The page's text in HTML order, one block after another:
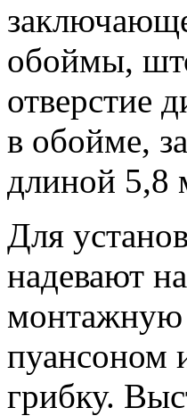
обоймы,
отверстие
в обойме,
длиной 5,8
Для
надевают
монтажную
пуансоном
грибку.